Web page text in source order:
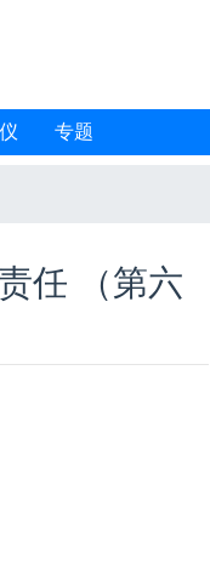
专题
任 （第六